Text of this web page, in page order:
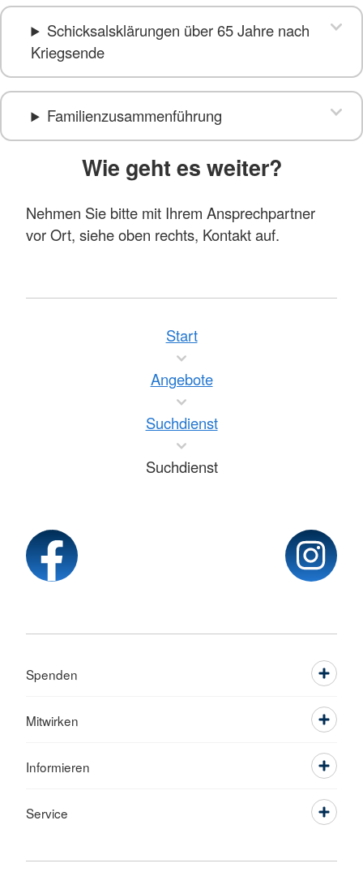
Schicksalsklärungen über 65 Jahre nach
Kriegsende
Familienzusammenführung
Wie geht es weiter?
Nehmen Sie bitte mit Ihrem Ansprechpartner
vor Ort, siehe oben rechts, Kontakt auf.
Start
Angebote
Suchdienst
Suchdienst
Spenden
Mitwirken
Informieren
Service